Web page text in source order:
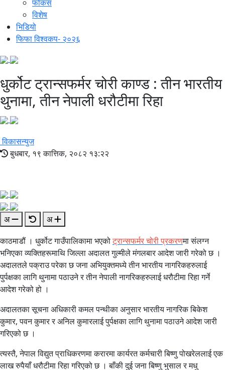
फोकस
विशेष
भिडियो
फिफा विश्वकप- २०२६
धुर्कोट ट्रान्सफर्मर चोरी काण्ड : तीन भारतीय
थुनामा, तीन नेपाली धरौटीमा रिहा
विकासन्युज
बुधबार, १९ कात्तिक, २०८२ १३:२२
अ
अ
काठमाडौं । धुर्कोट गाउँपालिकामा भएकोट्रान्सफर्मर चोरी प्रकरणमा संलग्न
भनिएका व्यक्तिहरूमाथि जिल्ला अदालत गुल्मीले मंगलबार आदेश जारी गरेको छ ।
अदालतले पक्राउ परेका छ जना अभियुक्तमध्ये तीन भारतीय नागरिकहरुलाई
पुर्पक्षका लागि थुनामा पठाउने र तीन नेपाली नागरिकहरुलाई धरौटीमा रिहा गर्ने
आदेश गरेको हो ।
अदालतका सूचना अधिकारी कमल पन्थीका अनुसार भारतीय नागरिक बिकेश
कुमार, पवन कुमार र अनिल कुमारलाई पुर्पक्षका लागि थुनामा पठाउने आदेश जारी
गरिएको छ ।
त्यस्तै, नेपाल विद्युत प्राधिकरणमा करारमा कार्यरत कर्मचारी बिष्णु पोखरेललाई एक
लाख रुपैयाँ धरौटीमा रिहा गरिएको छ । बाँकी दुई जना बिष्णु भुसाल र मधु